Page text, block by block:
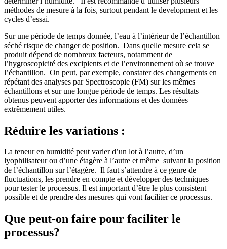
méthodes de mesure à la fois, surtout pendant le development et les
cycles d’essai.
Sur une période de temps donnée, l’eau à l’intérieur de l’échantillon
séché risque de changer de position. Dans quelle mesure cela se
produit dépend de nombreux facteurs, notamment de
l’hygroscopicité des excipients et de l’environnement où se trouve
l’échantillon. On peut, par exemple, constater des changements en
répétant des analyses par Spectroscopie (FM) sur les mêmes
échantillons et sur une longue période de temps. Les résultats
obtenus peuvent apporter des informations et des données
extrêmement utiles.
Réduire les variations :
La teneur en humidité peut varier d’un lot à l’autre, d’un
lyophilisateur ou d’une étagère à l’autre et même suivant la position
de l’échantillon sur l’étagère. Il faut s’attendre à ce genre de
fluctuations, les prendre en compte et développer des techniques
pour tester le processus. Il est important d’être le plus consistent
possible et de prendre des mesures qui vont faciliter ce processus.
Que peut-on faire pour faciliter le
processus?